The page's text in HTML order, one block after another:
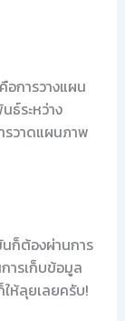
อการวางแผน
ธ์ระหว่าง
รวาดแผนภาพ
ก็ต้องผ่านการ
ารเก็บข้อมูล
ห้ลุยเลยครับ!